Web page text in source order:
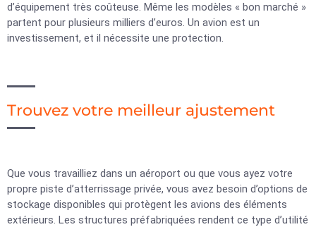
d’équipement très coûteuse. Même les modèles « bon marché »
partent pour plusieurs milliers d’euros. Un avion est un
investissement, et il nécessite une protection.
Trouvez votre meilleur ajustement
Que vous travailliez dans un aéroport ou que vous ayez votre
propre piste d’atterrissage privée, vous avez besoin d’options de
stockage disponibles qui protègent les avions des éléments
extérieurs. Les structures préfabriquées rendent ce type d’utilité